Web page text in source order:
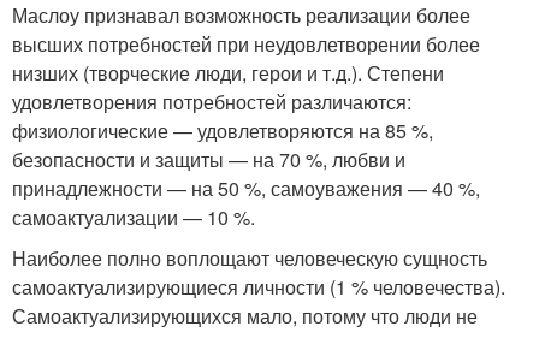
Маслоу признавал возможность реализации более
высших потребностей при неудовлетворении более
низших (творческие люди, герои и т.д.). Степени
удовлетворения потребностей различаются:
физиологические — удовлетворяются на 85 %,
безопасности и защиты — на 70 %, любви и
принадлежности — на 50 %, самоуважения — 40 %,
самоактуализации — 10 %.
Наиболее полно воплощают человеческую сущность
самоактуализирующиеся личности (1 % человечества).
Самоактуализирующихся мало, потому что люди не